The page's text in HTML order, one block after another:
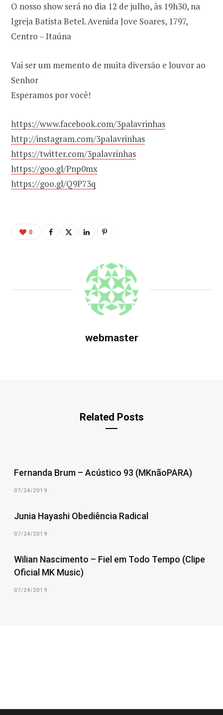
O nosso show será no dia 12 de julho, às 19h30, na
Igreja Batista Betel. Avenida Jove Soares, 1797,
Centro – Itaúna
Vai ser um memento de muita diversão e louvor ao
Senhor
Esperamos por você!
https://www.facebook.com/3palavrinhas
http://instagram.com/3palavrinhas
https://twitter.com/3palavrinhas
https://goo.gl/Pnp0mx
https://goo.gl/Q9P73q
0
webmaster
Related Posts
Fernanda Brum – Acústico 93 (MKnãoPARA)
07/24/2019
Junia Hayashi Obediência Radical
07/24/2019
Wilian Nascimento – Fiel em Todo Tempo (Clipe
Oficial MK Music)
07/24/2019